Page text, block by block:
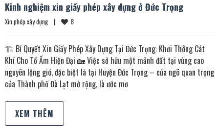
Kinh nghiệm xin giấy phép xây dựng ở Đức Trọng
Xin phép xây dựng | 8
🏗️ Bí Quyết Xin Giấy Phép Xây Dựng Tại Đức Trọng: Khơi Thông Cát
Khí Cho Tổ Ấm Hiện Đại 🏡 Việc sở hữu một mảnh đất tại vùng cao
nguyên lộng gió, đặc biệt là tại Huyện Đức Trọng – cửa ngõ quan trọng
của Thành phố Đà Lạt mở rộng, là ước mơ
XEM THÊM